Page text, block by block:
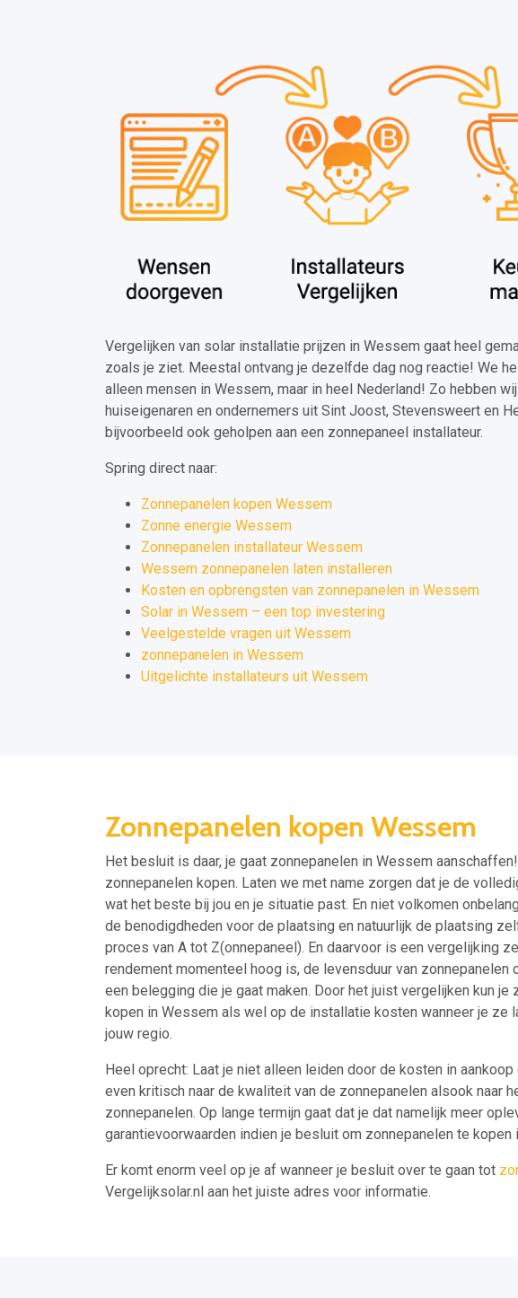
Vergelijken van solar installatie prijzen in Wessem gaat heel
zoals je ziet. Meestal ontvang je dezelfde dag nog reactie! We
alleen mensen in Wessem, maar in heel Nederland! Zo hebben wij
huiseigenaren en ondernemers uit Sint Joost, Stevensweert en
bijvoorbeeld ook geholpen aan een zonnepaneel installateur.
Spring direct naar:
Zonnepanelen kopen Wessem
Zonne energie Wessem
Zonnepanelen installateur Wessem
Wessem zonnepanelen laten installeren
Kosten en opbrengsten van zonnepanelen in Wessem
Solar in Wessem – een top investering
Veelgestelde vragen uit Wessem
zonnepanelen in Wessem
Uitgelichte installateurs uit Wessem
Zonnepanelen kopen Wessem
Het besluit is daar, je gaat zonnepanelen in Wessem
zonnepanelen kopen. Laten we met name zorgen dat je de
wat het beste bij jou en je situatie past. En niet volkomen
de benodigdheden voor de plaatsing en natuurlijk de plaatsing
proces van A tot Z(onnepaneel). En daarvoor is een vergelijking
rendement momenteel hoog is, de levensduur van
een belegging die je gaat maken. Door het juist vergelijken kun
kopen in Wessem als wel op de installatie kosten wanneer je ze
jouw regio.
Heel oprecht: Laat je niet alleen leiden door de kosten in
even kritisch naar de kwaliteit van de zonnepanelen alsook naar
zonnepanelen. Op lange termijn gaat dat je dat namelijk meer
garantievoorwaarden indien je besluit om zonnepanelen te kopen
Er komt enorm veel op je af wanneer je besluit over te gaan tot
Vergelijksolar.nl aan het juiste adres voor informatie.